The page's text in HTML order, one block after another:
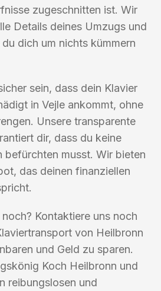
zugeschnitten ist. Wir
Details deines Umzugs und
dich um nichts kümmern
sein, dass dein Klavier
in Vejle ankommt, ohne
Unsere transparente
dir, dass du keine
befürchten musst. Wir bieten
das deinen finanziellen
Kontaktiere uns noch
von Heilbronn
und Geld zu sparen.
Koch Heilbronn und
reibungslosen und